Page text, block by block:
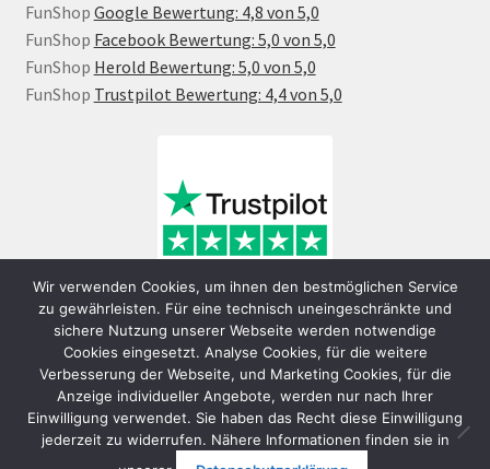
FunShop Google Bewertung: 4,8 von 5,0
FunShop Facebook Bewertung: 5,0 von 5,0
FunShop Herold Bewertung: 5,0 von 5,0
FunShop Trustpilot Bewertung: 4,4 von 5,0
© FunShop Wien - Hochqualitative Elektromobilität 2026
Wir verwenden Cookies, um ihnen den bestmöglichen Service
zu gewährleisten. Für eine technisch uneingeschränkte und
sichere Nutzung unserer Webseite werden notwendige
Cookies eingesetzt. Analyse Cookies, für die weitere
Verbesserung der Webseite, und Marketing Cookies, für die
Anzeige individueller Angebote, werden nur nach Ihrer
Einwilligung verwendet. Sie haben das Recht diese Einwilligung
jederzeit zu widerrufen. Nähere Informationen finden sie in